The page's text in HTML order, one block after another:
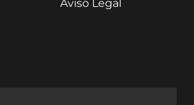
Aviso Legal